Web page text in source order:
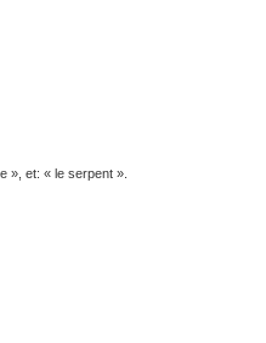
», et: « le serpent ».